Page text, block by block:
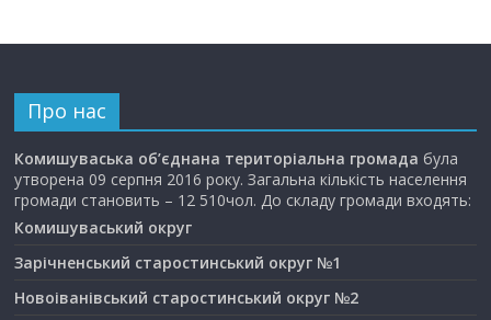
Про нас
Комишуваська об’єднана територіальна громада була
утворена 09 серпня 2016 року. Загальна кількість населення
громади становить – 12 510чол. До складу громади входять:
Комишуваський округ
Зарічненський старостинський округ №1
Новоіванівський старостинський округ №2